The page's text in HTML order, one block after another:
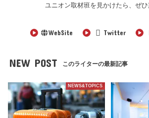
ユニオン取材班を見かけたら、ぜ
WebSite Twitter
NEW POST このライターの最新記事
NEWS&TOPICS